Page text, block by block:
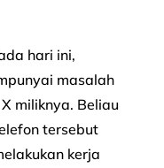
hari ini,
masalah
miliknya. Beliau
tersebut
kerja